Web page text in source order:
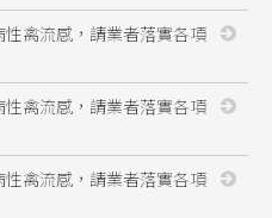
性禽流感，請業者落實各項
性禽流感，請業者落實各項
性禽流感，請業者落實各項